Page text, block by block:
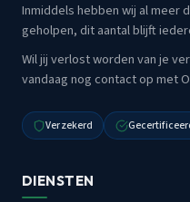
Inmiddels hebben wij al meer
geholpen, dit aantal blijft
Wil jij verlost worden van je
vandaag nog contact op met
Verzekerd
DIENSTEN